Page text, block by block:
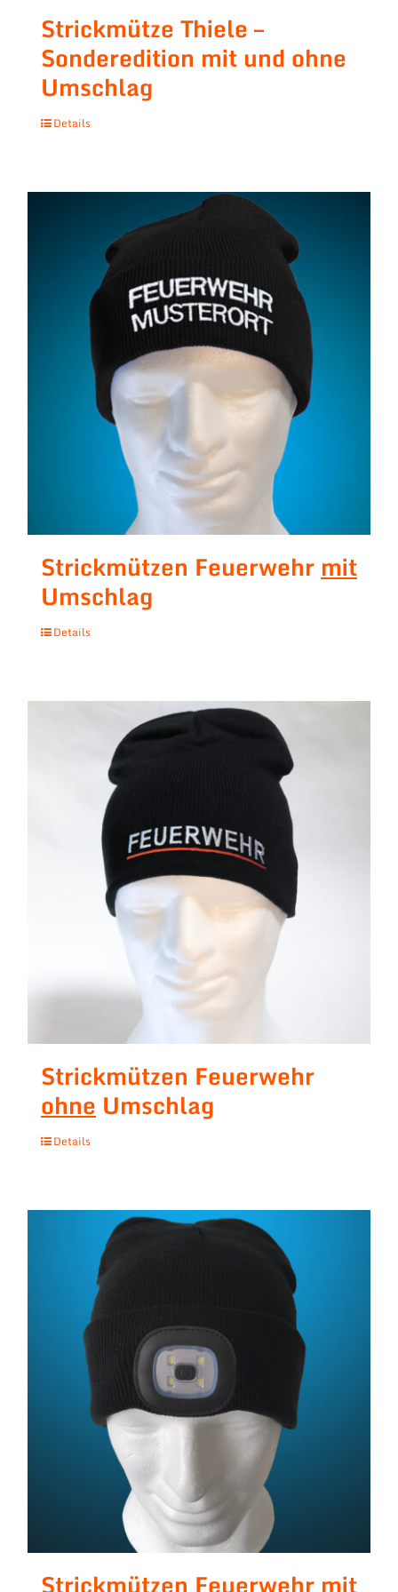
Strickmütze Thiele –
Sonderedition mit und ohne
Umschlag
Details
Strickmützen Feuerwehr mit
Umschlag
Details
Strickmützen Feuerwehr
ohne Umschlag
Details